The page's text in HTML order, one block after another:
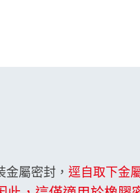
屬密封， 逕自取下金